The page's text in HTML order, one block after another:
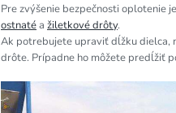
Pre zvýšenie bezpečnosti oplotenie
ostnatéa žiletkové drôty.
Ak potrebujete upraviť dĺžku dielca,
drôte. Prípadne ho môžete predĺžiť